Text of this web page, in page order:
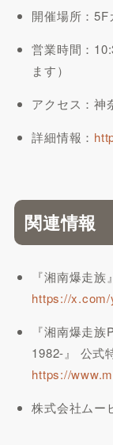
開催場所：5F
営業時間：
ます）
アクセス：神
詳細情報：
関連情報
『湘南爆走族
https://
『湘南爆走
1982-』 公式
https://
株式会社ムー